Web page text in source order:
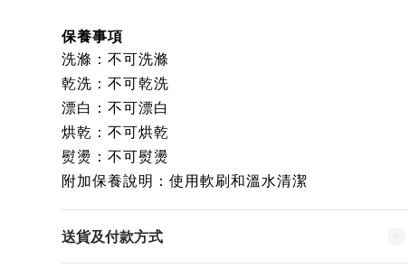
保養事項
洗滌：不可洗滌
乾洗：不可乾洗
漂白：不可漂白
烘乾：不可烘乾
熨燙：不可熨燙
附加保養說明：使用軟刷和溫水清潔
送貨及付款方式